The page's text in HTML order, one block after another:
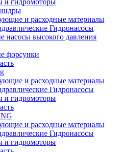
и гидромоторы
и расходные материалы
Гидронасосы
насосы высокого давления
форсунки
и расходные материалы
Гидронасосы
и гидромоторы
и расходные материалы
Гидронасосы
и гидромоторы